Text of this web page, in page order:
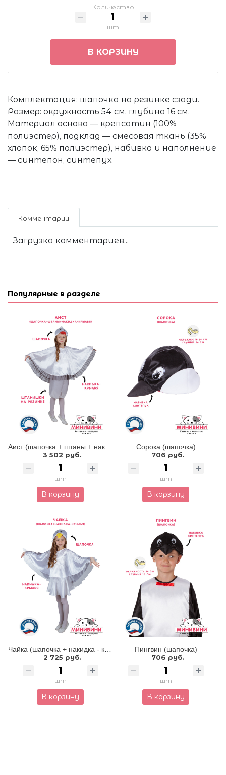
Количество
шт
В КОРЗИНУ
Комплектация: шапочка на резинке сзади.
Размер: окружность 54 см, глубина 16 см.
Материал основа — крепсатин (100%
полиэстер), подклад — смесовая ткань (35%
хлопок, 65% полиэстер), набивка и наполнение
— синтепон, синтепух.
Комментарии
Загрузка комментариев...
Популярные в разделе
Аист (шапочка + штаны + накидка - крылья)
3 502 руб.
шт
В корзину
Сорока (шапочка)
706 руб.
шт
В корзину
Чайка (шапочка + накидка - крылья)
2 725 руб.
шт
В корзину
Пингвин (шапочка)
706 руб.
шт
В корзину